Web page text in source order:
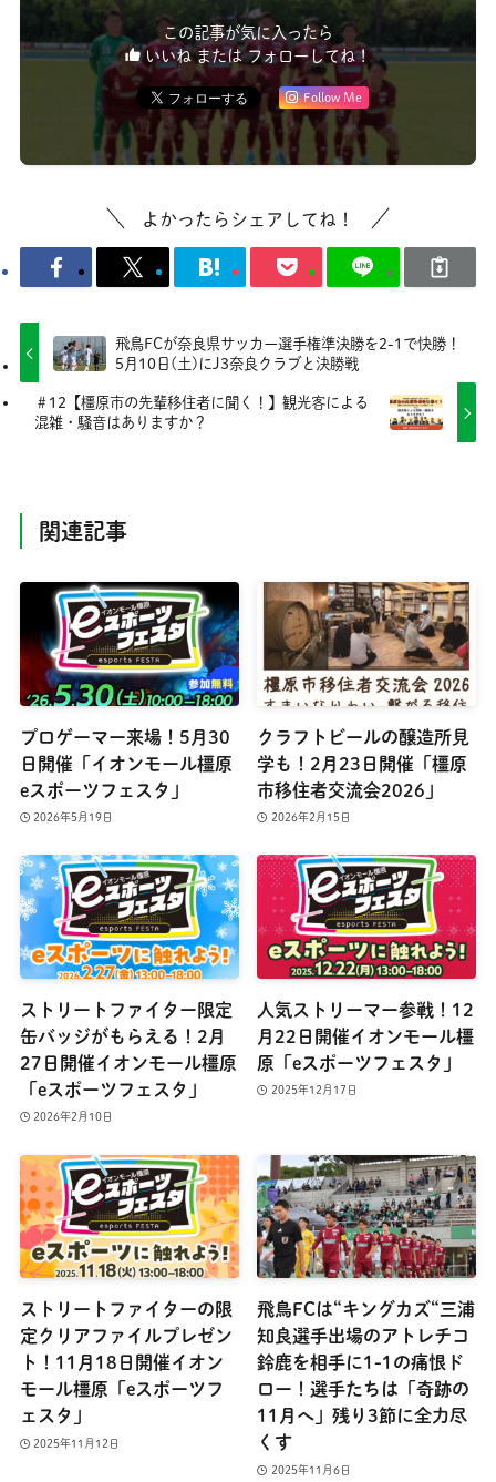
この記事が気に入ったら
いいね または フォローしてね！
Follow Me
よかったらシェアしてね！
飛鳥FCが奈良県サッカー選手権準決勝を2-1で快勝！
5月10日(土)にJ3奈良クラブと決勝戦
＃12【橿原市の先輩移住者に聞く！】観光客による
混雑・騒音はありますか？
関連記事
プロゲーマー来場！5月30
日開催「イオンモール橿原
eスポーツフェスタ」
2026年5月19日
クラフトビールの醸造所見
学も！2月23日開催「橿原
市移住者交流会2026」
2026年2月15日
ストリートファイター限定
缶バッジがもらえる！2月
27日開催イオンモール橿原
「eスポーツフェスタ」
2026年2月10日
人気ストリーマー参戦！12
月22日開催イオンモール橿
原「eスポーツフェスタ」
2025年12月17日
ストリートファイターの限
定クリアファイルプレゼン
ト！11月18日開催イオン
モール橿原「eスポーツフ
ェスタ」
2025年11月12日
飛鳥FCは“キングカズ“三浦
知良選手出場のアトレチコ
鈴鹿を相手に1-1の痛恨ド
ロー！選手たちは「奇跡の
11月へ」残り3節に全力尽
くす
2025年11月6日